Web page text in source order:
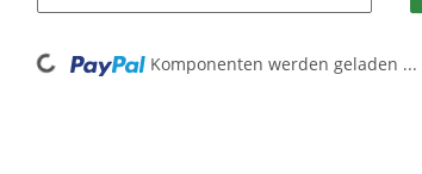
Loading... Komponenten werden geladen ...